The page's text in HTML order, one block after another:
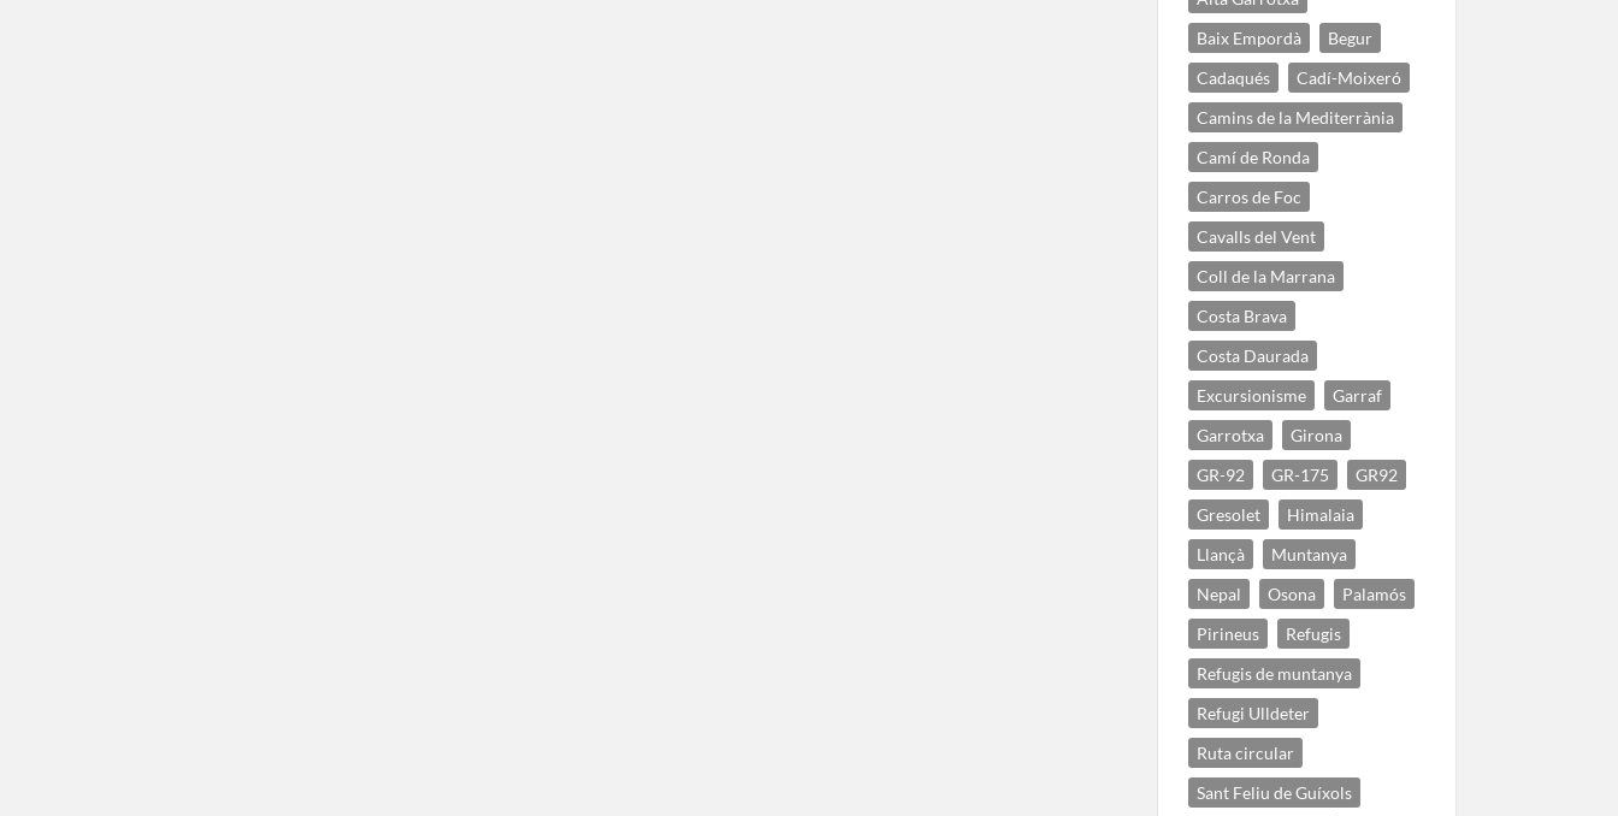
Baix Empordà
Begur
Cadaqués
Cadí-Moixeró
Camins de la Mediterrània
Camí de Ronda
Carros de Foc
Cavalls del Vent
Coll de la Marrana
Costa Brava
Costa Daurada
Excursionisme
Garraf
Garrotxa
Girona
GR-92
GR-175
GR92
Gresolet
Himalaia
Llançà
Muntanya
Nepal
Osona
Palamós
Pirineus
Refugis
Refugis de muntanya
Refugi Ulldeter
Ruta circular
Sant Feliu de Guíxols